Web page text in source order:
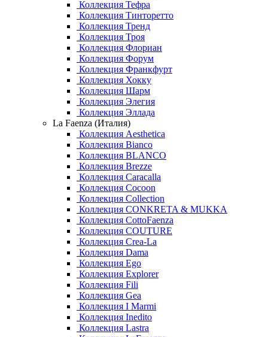
Коллекция Тефра
Коллекция Тинторетто
Коллекция Тренд
Коллекция Троя
Коллекция Флориан
Коллекция Форум
Коллекция Франкфурт
Коллекция Хокку
Коллекция Шарм
Коллекция Элегия
Коллекция Эллада
La Faenza (Италия)
Коллекция Aesthetica
Коллекция Bianco
Коллекция BLANCO
Коллекция Brezze
Коллекция Caracalla
Коллекция Cocoon
Коллекция Collection
Коллекция CONKRETA & MUKKA
Коллекция CottoFaenza
Коллекция COUTURE
Коллекция Crea-La
Коллекция Dama
Коллекция Ego
Коллекция Explorer
Коллекция Fili
Коллекция Gea
Коллекция I Marmi
Коллекция Inedito
Коллекция Lastra